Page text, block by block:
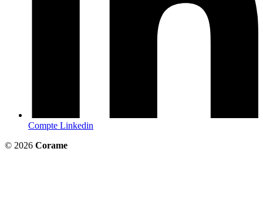
Compte Linkedin
© 2026 Corame